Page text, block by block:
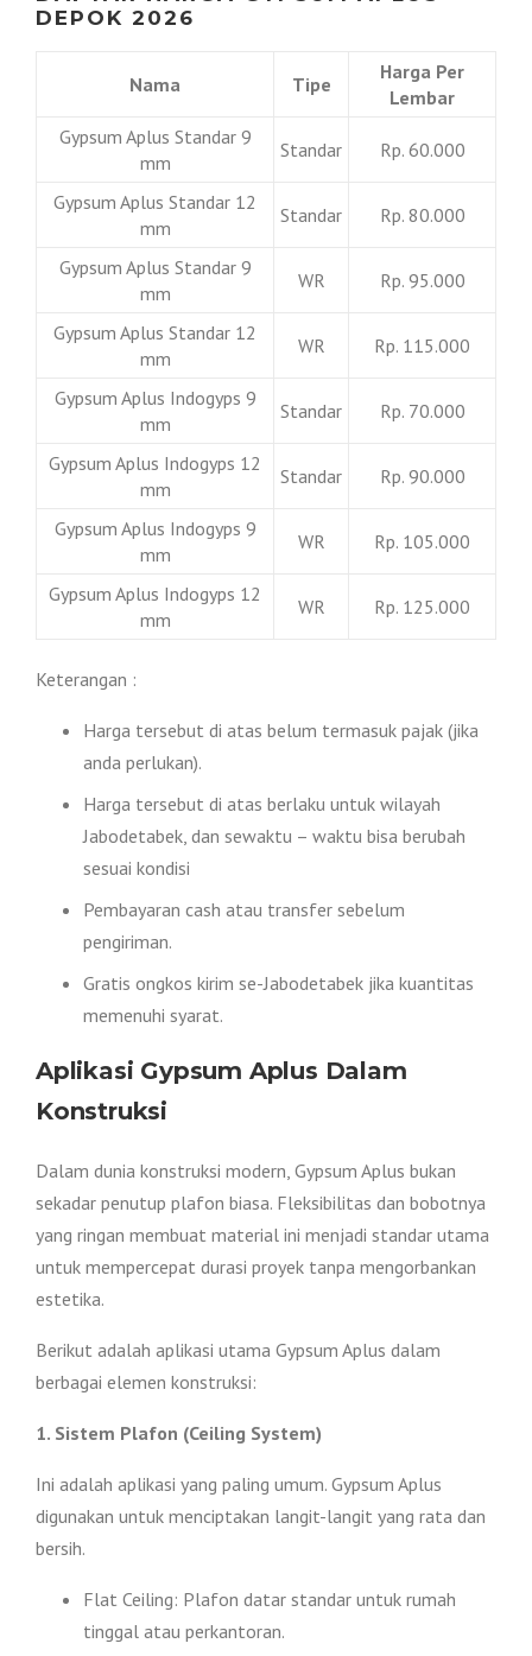
DEPOK 2026
Nama Tipe
Harga Per
Lembar
Gypsum Aplus Standar 9
mm
Standar Rp. 60.000
Gypsum Aplus Standar 12
mm
Standar Rp. 80.000
Gypsum Aplus Standar 9
mm
WR Rp. 95.000
Gypsum Aplus Standar 12
mm
WR Rp. 115.000
Gypsum Aplus Indogyps 9
mm
Standar Rp. 70.000
Gypsum Aplus Indogyps 12
mm
Standar Rp. 90.000
Gypsum Aplus Indogyps 9
mm
WR Rp. 105.000
Gypsum Aplus Indogyps 12
mm
WR Rp. 125.000
Keterangan :
Harga tersebut di atas belum termasuk pajak (jika
anda perlukan).
Harga tersebut di atas berlaku untuk wilayah
Jabodetabek, dan sewaktu – waktu bisa berubah
sesuai kondisi
Pembayaran cash atau transfer sebelum
pengiriman.
Gratis ongkos kirim se-Jabodetabek jika kuantitas
memenuhi syarat.
Aplikasi Gypsum Aplus Dalam
Konstruksi
Dalam dunia konstruksi modern, Gypsum Aplus bukan
sekadar penutup plafon biasa. Fleksibilitas dan bobotnya
yang ringan membuat material ini menjadi standar utama
untuk mempercepat durasi proyek tanpa mengorbankan
estetika.
Berikut adalah aplikasi utama Gypsum Aplus dalam
berbagai elemen konstruksi:
1. Sistem Plafon (Ceiling System)
Ini adalah aplikasi yang paling umum. Gypsum Aplus
digunakan untuk menciptakan langit-langit yang rata dan
bersih.
Flat Ceiling: Plafon datar standar untuk rumah
tinggal atau perkantoran.